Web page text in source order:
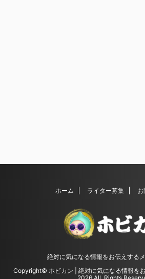
ホーム ライター募集
絶対に気になる情報をお伝えする
Copyright© ホビカン | 絶対に気になる情報を